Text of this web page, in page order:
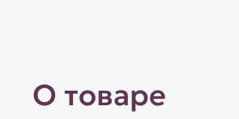
О товаре